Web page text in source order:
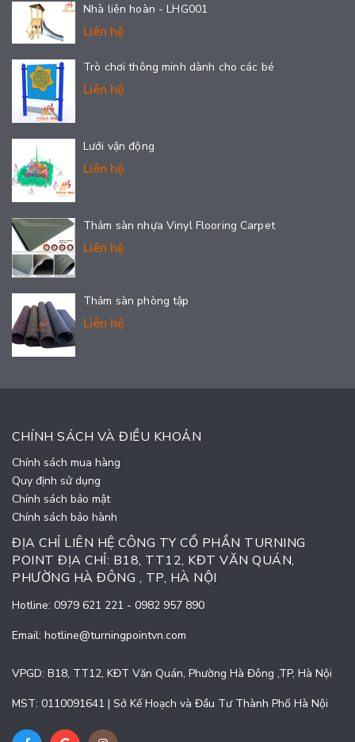
Nhà liên hoàn - LHG001
Liên hệ
Trò chơi thông minh dành cho các bé
Liên hệ
Lưới vận động
Liên hệ
Thảm sàn nhựa Vinyl Flooring Carpet
Liên hệ
Thảm sàn phòng tập
Liên hệ
CHÍNH SÁCH VÀ ĐIỀU KHOẢN
Chính sách mua hàng
Quy định sử dụng
Chính sách bảo mật
Chính sách bảo hành
ĐỊA CHỈ LIÊN HỆ CÔNG TY CỔ PHẦN TURNING
POINT ĐỊA CHỈ: B18, TT12, KĐT VĂN QUÁN,
PHƯỜNG HÀ ĐÔNG , TP, HÀ NỘI
Hotline: 0979 621 221 - 0982 957 890
Email: hotline@turningpointvn.com
VPGD: B18, TT12, KĐT Văn Quán, Phường Hà Đông ,TP, Hà Nội
MST: 0110091641 | Sở Kế Hoạch và Đầu Tư Thành Phố Hà Nội